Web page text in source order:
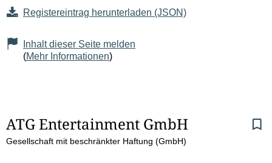
Registereintrag herunterladen (JSON)
Inhalt dieser Seite melden
(Mehr Informationen)
S
e
ATG Entertainment GmbH
Gesellschaft mit beschränkter Haftung (GmbH)